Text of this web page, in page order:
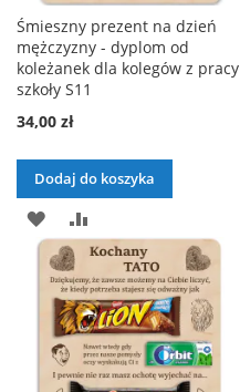
Śmieszny prezent na dzień
mężczyzny - dyplom od
koleżanek dla kolegów z pracy
szkoły S11
34,00 zł
Dodaj do koszyka
DODAJ
DO
LISTY
ŻYCZEŃ